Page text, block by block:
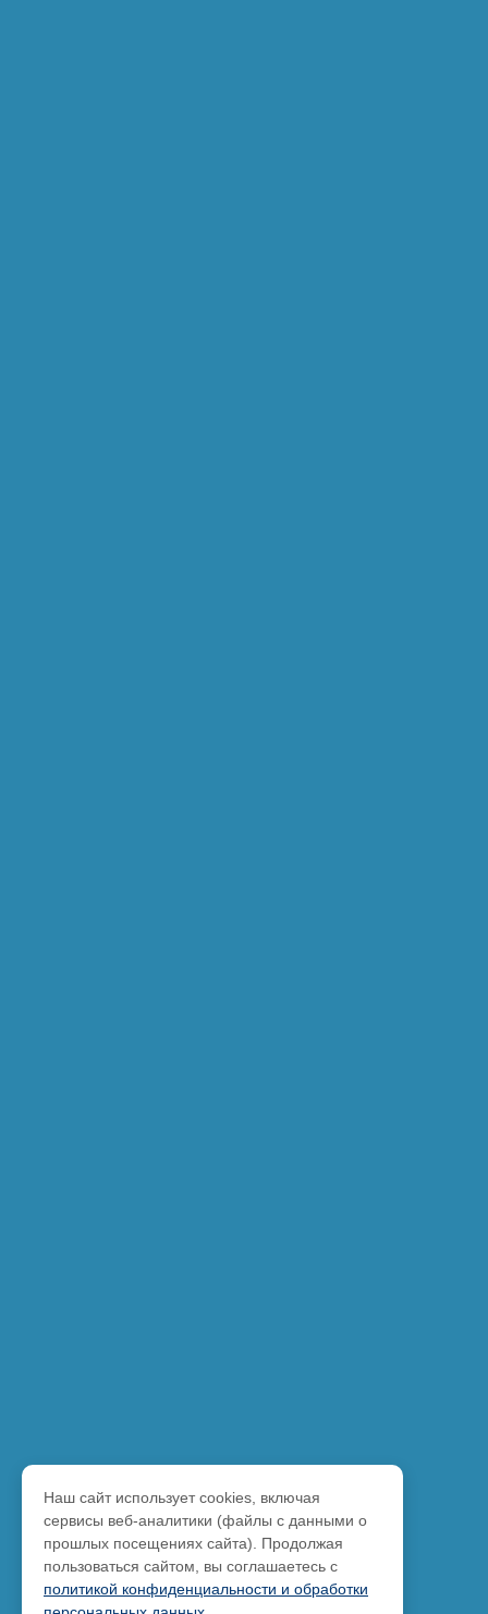
Наш сайт использует cookies, включая
сервисы веб-аналитики (файлы с данными о
прошлых посещениях сайта). Продолжая
пользоваться сайтом, вы соглашаетесь с
политикой конфиденциальности и обработки